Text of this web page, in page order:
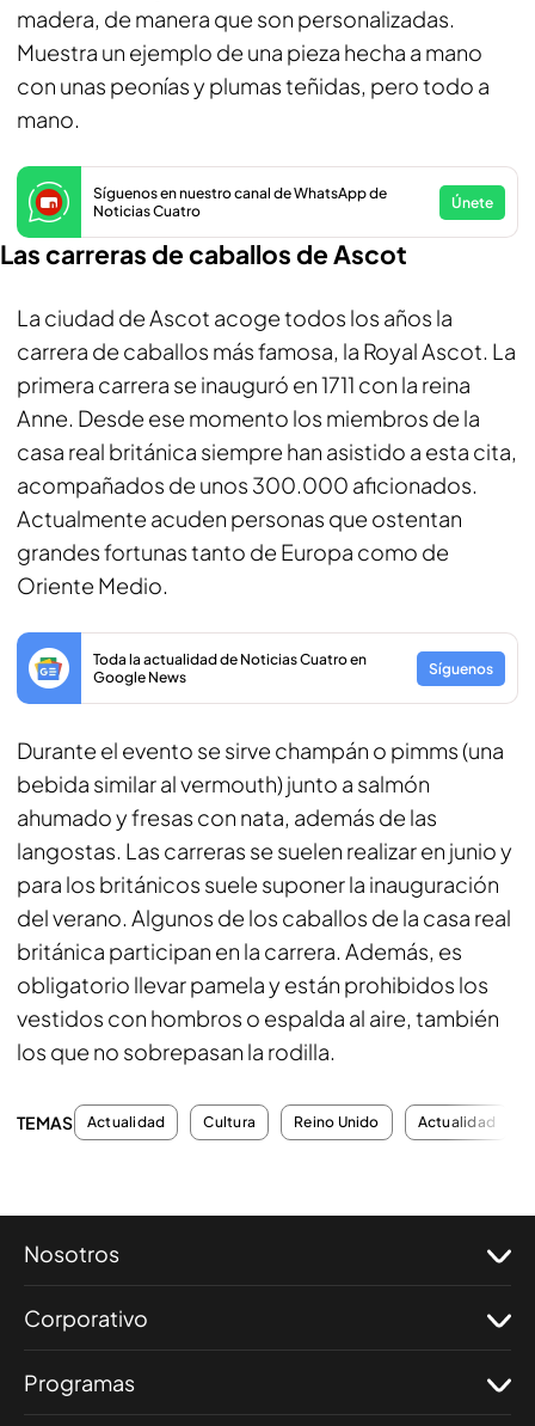
madera, de manera que son personalizadas.
Muestra un ejemplo de una pieza hecha a mano
con unas peonías y plumas teñidas, pero todo a
mano.
Síguenos en nuestro canal de WhatsApp de
Noticias Cuatro
Únete
Las carreras de caballos de Ascot
La ciudad de Ascot acoge todos los años la
carrera de caballos más famosa, la Royal Ascot. La
primera carrera se inauguró en 1711 con la reina
Anne. Desde ese momento los miembros de la
casa real británica siempre han asistido a esta cita,
acompañados de unos 300.000 aficionados.
Actualmente acuden personas que ostentan
grandes fortunas tanto de Europa como de
Oriente Medio.
Toda la actualidad de Noticias Cuatro en
Google News
Síguenos
Durante el evento se sirve champán o pimms (una
bebida similar al vermouth) junto a salmón
ahumado y fresas con nata, además de las
langostas. Las carreras se suelen realizar en junio y
para los británicos suele suponer la inauguración
del verano. Algunos de los caballos de la casa real
británica participan en la carrera. Además, es
obligatorio llevar pamela y están prohibidos los
vestidos con hombros o espalda al aire, también
los que no sobrepasan la rodilla.
TEMAS Actualidad Cultura Reino Unido Actualidad
Nosotros
Corporativo
Programas